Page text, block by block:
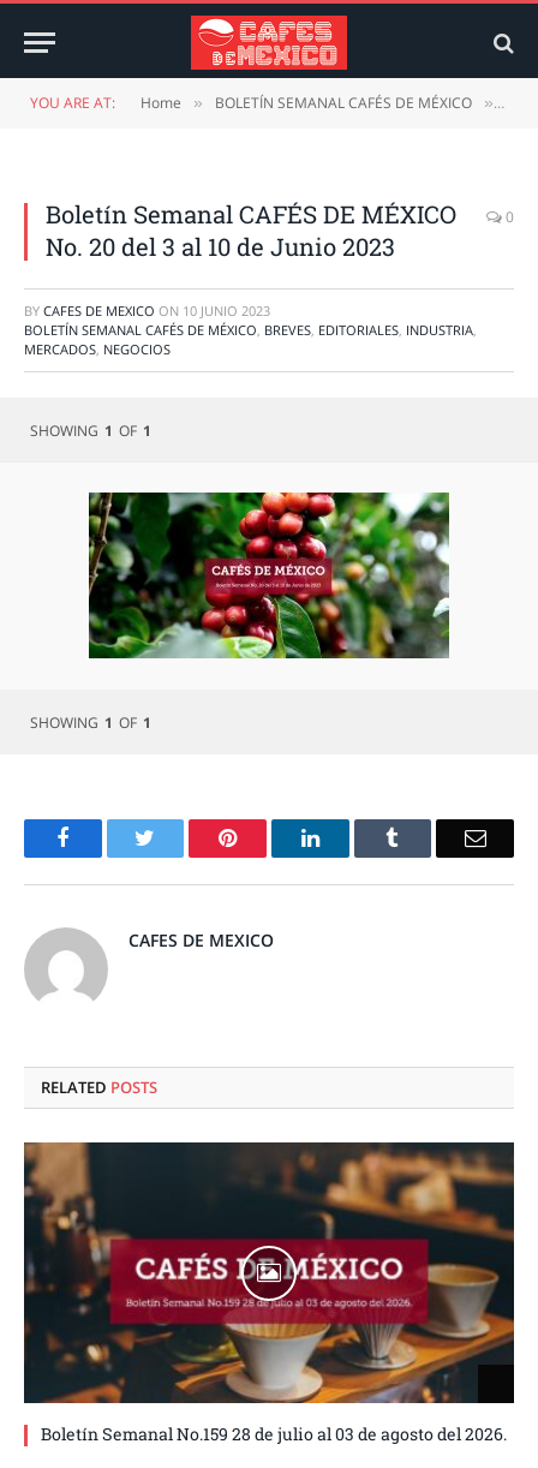
YOU ARE AT: Home » BOLETÍN SEMANAL CAFÉS DE MÉXICO »
Boletín Semanal CAFÉS DE MÉXICO
No. 20 del 3 al 10 de Junio 2023
0
BY CAFES DE MEXICO ON 10 JUNIO 2023
BOLETÍN SEMANAL CAFÉS DE MÉXICO, BREVES, EDITORIALES, INDUSTRIA,
MERCADOS, NEGOCIOS
SHOWING 1 OF 1
SHOWING 1 OF 1
Facebook Pinterest LinkedIn Email
CAFES DE MEXICO
RELATED POSTS
Boletín Semanal No.159 28 de julio al 03 de agosto del 2026.